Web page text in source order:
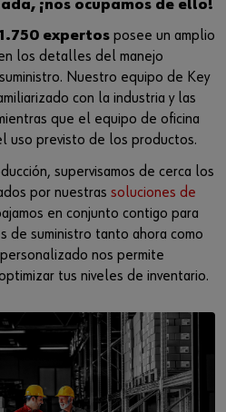
¡nos ocupamos de ello!
expertos posee un amplio
los detalles del manejo
Nuestro equipo de Key
con la industria y las
que el equipo de oficina
uso previsto de los productos.
supervisamos de cerca los
por nuestras soluciones de
en conjunto contigo para
de suministro tanto ahora como
nos permite
tus niveles de inventario.